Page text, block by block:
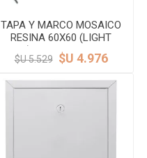
TAPA Y MARCO MOSAICO
RESINA 60X60 (LIGHT
DUTY) PEATONAL LACHS
$U 5.529 $U 4.976